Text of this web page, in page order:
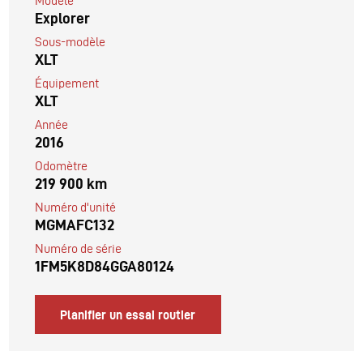
Explorer
Sous-modèle
XLT
Équipement
XLT
Année
2016
Odomètre
219 900 km
Numéro d'unité
MGMAFC132
Numéro de série
1FM5K8D84GGA80124
Planifier un essai routier